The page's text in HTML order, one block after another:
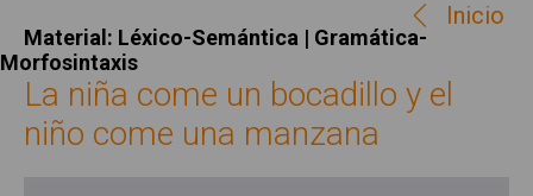
Material: Léxico-Semántica | Gramática-
Morfosintaxis
Inicio
La niña come un bocadillo y el
niño come una manzana
Guía de uso
Contacto
Legal
Política de uso
Aviso Legal